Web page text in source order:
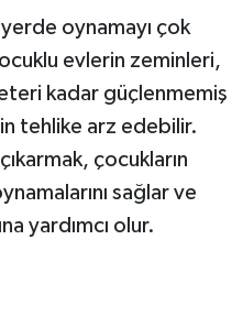
oynamayı çok
evlerin zeminleri,
kadar güçlenmemiş
tehlike arz edebilir.
çocukların
sağlar ve
yardımcı olur.